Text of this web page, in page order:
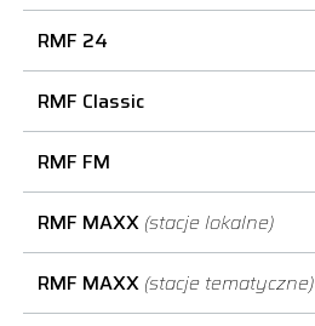
RMF 24
RMF Classic
RMF FM
RMF MAXX (stacje lokalne)
RMF MAXX (stacje tematyczne)